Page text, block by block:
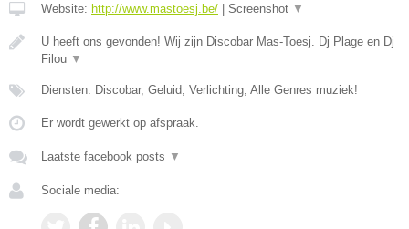
Website: http://www.mastoesj.be/ | Screenshot ▼
U heeft ons gevonden! Wij zijn Discobar Mas-Toesj. Dj Plage en Dj
Filou ▼
Diensten: Discobar, Geluid, Verlichting, Alle Genres muziek!
Er wordt gewerkt op afspraak.
Laatste facebook posts ▼
Sociale media: